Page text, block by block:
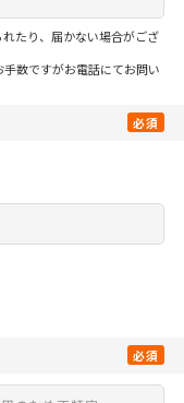
たり、届かない場合がござ
数ですがお電話にてお問い
必須
必須